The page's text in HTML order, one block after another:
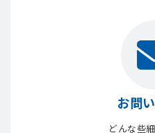
お問
どんな些